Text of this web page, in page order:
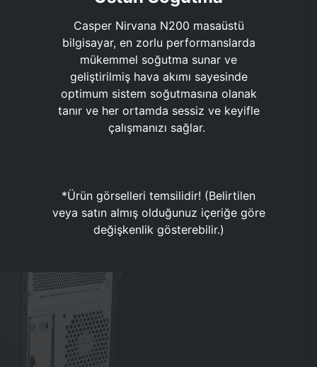
Casper Nirvana N200 masaüstü
bilgisayar, en zorlu performanslarda
mükemmel soğutma sunar ve
geliştirilmiş hava akımı sayesinde
optimum sistem soğutmasına olanak
tanır ve her ortamda sessiz ve keyifle
çalışmanızı sağlar.
*Ürün görselleri temsilidir! (Belirtilen
veya satın almış olduğunuz içeriğe göre
değişkenlik gösterebilir.)